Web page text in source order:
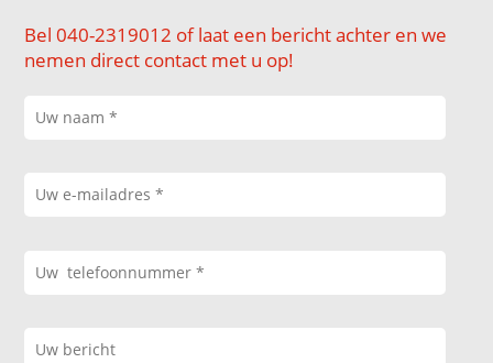
Bel 040-2319012 of laat een bericht achter en we
nemen direct contact met u op!